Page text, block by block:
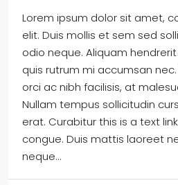
Lorem ipsum dolor sit amet,
elit. Duis mollis et sem sed
odio neque. Aliquam
quis rutrum mi accumsan
orci ac nibh facilisis, at
Nullam tempus sollicitudin
erat. Curabitur this is a text
congue. Duis mattis laoreet
neque...